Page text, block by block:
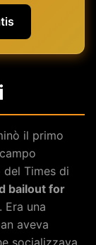
il primo
Times di
bailout for
Era una
aveva
socializzava